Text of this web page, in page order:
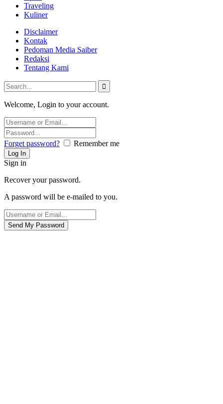
Traveling
Kuliner
Disclaimer
Kontak
Pedoman Media Saiber
Redaksi
Tentang Kami
Welcome, Login to your account.
Forget password? Remember me
Sign in
Recover your password.
A password will be e-mailed to you.